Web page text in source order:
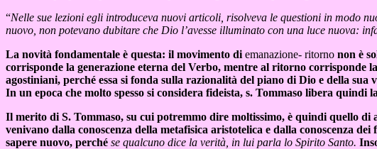
“Nelle sue lezioni egli introduceva nuovi articoli, risolveva le questioni in modo
nuovo, non potevano dubitare che Dio l’avesse illuminato con una luce nuova:
La novità fondamentale è questa: il movimento di emanazione- ritorno non è
corrisponde la generazione eterna del Verbo, mentre al ritorno corrisponde
agostiniani, perché essa si fonda sulla razionalità del piano di Dio e della sua
In un epoca che molto spesso si considera fideista, s. Tommaso libera
Il merito di S. Tommaso, su cui potremmo dire moltissimo, è quindi quello
venivano dalla conoscenza della metafisica aristotelica e dalla conoscenza
sapere nuovo, perché se qualcuno dice la verità, in lui parla lo Spirito Santo.